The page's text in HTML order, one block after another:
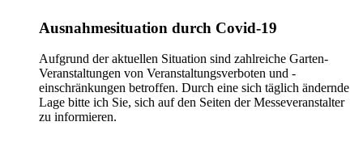
Ausnahmesituation durch Covid-19
Aufgrund der aktuellen Situation sind zahlreiche Garten-
Veranstaltungen von Veranstaltungsverboten und -
einschränkungen betroffen. Durch eine sich täglich ändernde
Lage bitte ich Sie, sich auf den Seiten der Messeveranstalter
zu informieren.